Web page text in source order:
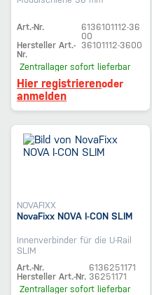
Art.-Nr.
6136101112-36
00
Hersteller Art.-
Nr.
36101112-3600
Zentrallager sofort lieferbar
Hier registrierenoder
anmelden
NOVAFIXX
NovaFixx NOVA I-CON SLIM
Innenverbinder für die U-Rail
SLIM
Art.-Nr.
6136251171
Hersteller Art.-Nr. 36251171
Zentrallager sofort lieferbar